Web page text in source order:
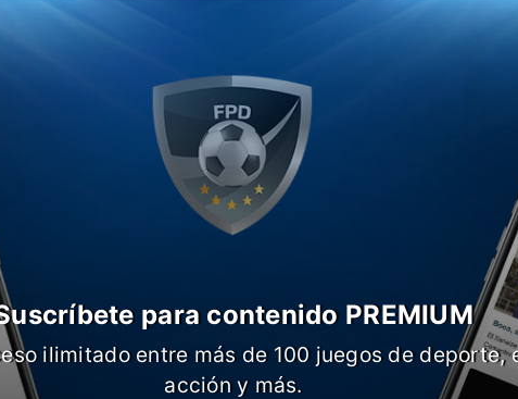
cuanto al resultado, sino que además
hace 17 partidos que no logra
el partido perdiendo.para contenido PREMIUM
ilimitado entre más de 100 juegos de deporte,
acción y más.